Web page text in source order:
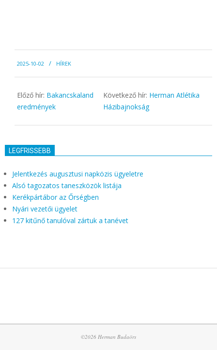
10-
02
2025-10-02 HÍREK
Előző hír: Bakancskaland
eredmények
Következő hír: Herman Atlétika
Házibajnokság
LEGFRISSEBB
Jelentkezés augusztusi napközis ügyeletre
Alsó tagozatos taneszközök listája
Kerékpártábor az Őrségben
Nyári vezetői ügyelet
127 kitűnő tanulóval zártuk a tanévet
©2026 Herman Budaörs